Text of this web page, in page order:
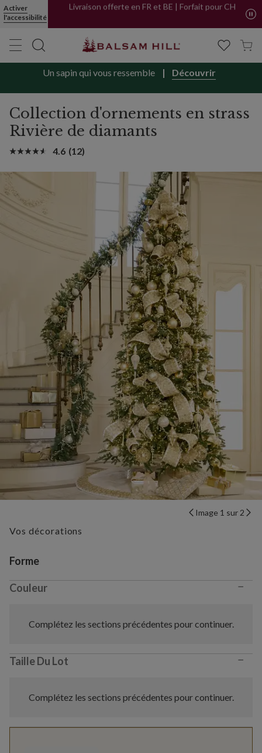
Activer
l'accessibilité
PayPal
Livraison offerte en FR et BE | Forfait pour CH
Un sapin qui vous ressemble Découvrir
Collection d'ornements en strass
Rivière de diamants
4.6 (12)
Image 1 sur 2
Vos décorations
Variant selection
Forme
Couleur −
Complétez les sections précédentes pour continuer.
Taille Du Lot −
Complétez les sections précédentes pour continuer.